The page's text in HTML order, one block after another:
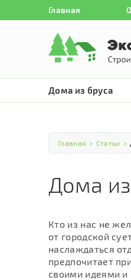
Главная
Дома из бруса
Главная > Статьи >
Дома
Кто из нас не
от городской
наслаждаться
предпочитает
своими идеями и